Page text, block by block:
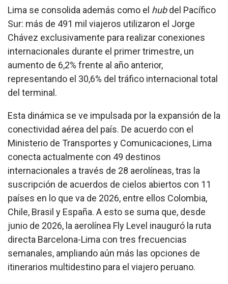
Lima se consolida además como el hubdel Pacífico
Sur: más de 491 mil viajeros utilizaron el Jorge
Chávez exclusivamente para realizar conexiones
internacionales durante el primer trimestre, un
aumento de 6,2% frente al año anterior,
representando el 30,6% del tráfico internacional total
del terminal.
Esta dinámica se ve impulsada por la expansión de la
conectividad aérea del país. De acuerdo con el
Ministerio de Transportes y Comunicaciones, Lima
conecta actualmente con 49 destinos
internacionales a través de 28 aerolíneas, tras la
suscripción de acuerdos de cielos abiertos con 11
países en lo que va de 2026, entre ellos Colombia,
Chile, Brasil y España. A esto se suma que, desde
junio de 2026, la aerolínea Fly Level inauguró la ruta
directa Barcelona-Lima con tres frecuencias
semanales, ampliando aún más las opciones de
itinerarios multidestino para el viajero peruano.